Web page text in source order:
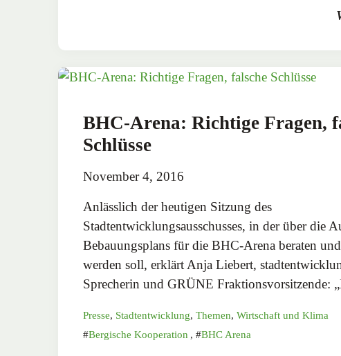
BHC-Arena: Richtige Fragen,
Schlüsse
November 4, 2016
Anlässlich der heutigen Sitzung des
Stadtentwicklungsausschusses, in der über die
Bebauungsplans für die BHC-Arena beraten
werden soll, erklärt Anja Liebert,
Sprecherin und GRÜNE Fraktionsvorsitzende:
Presse, Stadtentwicklung, Themen, Wirtschaft und Klima
Bergische Kooperation , BHC Arena